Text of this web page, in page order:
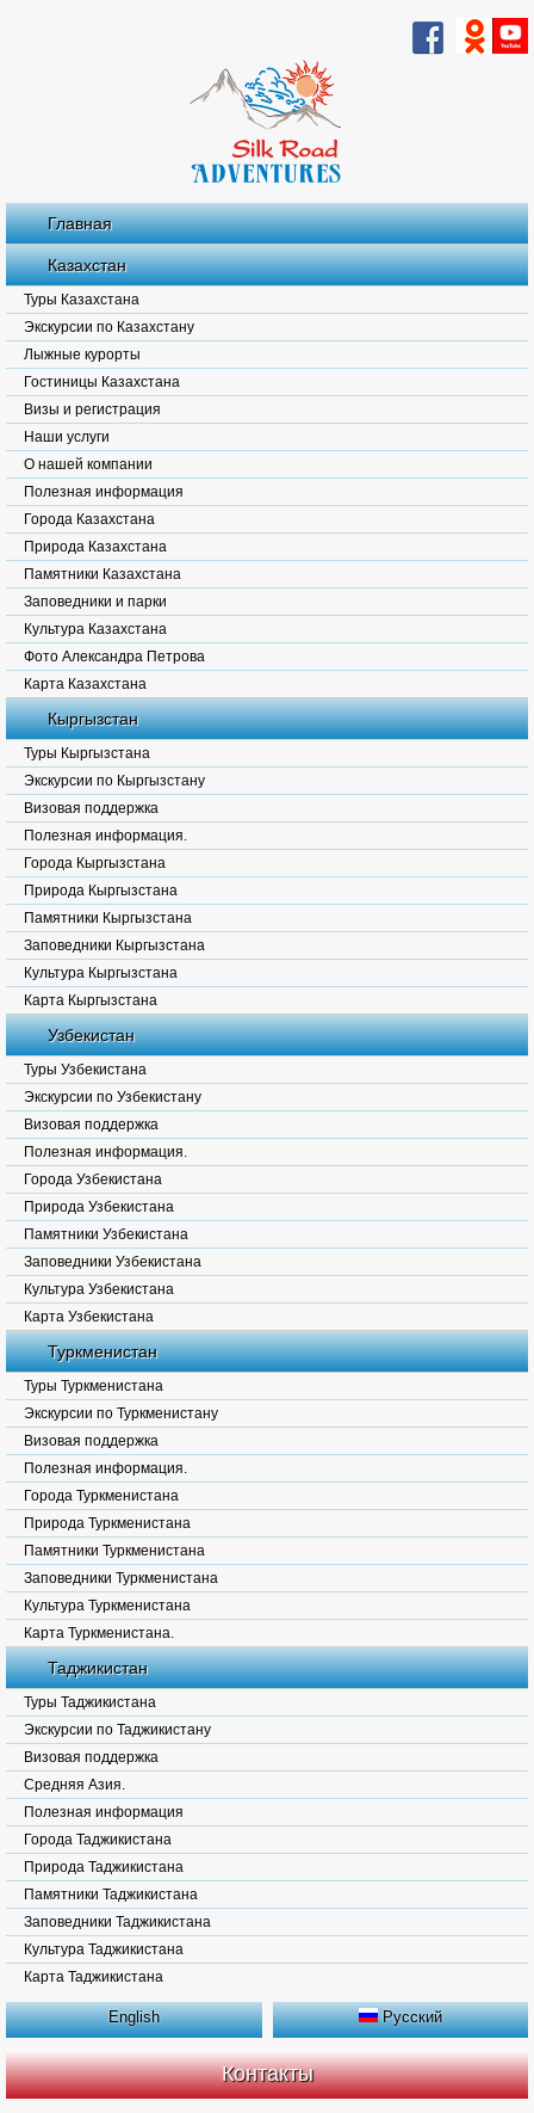
Главная
Казахстан
Туры Казахстана
Экскурсии по Казахстану
Лыжные курорты
Гостиницы Казахстана
Визы и регистрация
Наши услуги
О нашей компании
Полезная информация
Города Казахстана
Природа Казахстана
Памятники Казахстана
Заповедники и парки
Культура Казахстана
Фото Александра Петрова
Карта Казахстана
Кыргызстан
Туры Кыргызстана
Экскурсии по Кыргызстану
Визовая поддержка
Полезная информация.
Города Кыргызстана
Природа Кыргызстана
Памятники Кыргызстана
Заповедники Кыргызстана
Культура Кыргызстана
Карта Кыргызстана
Узбекистан
Туры Узбекистана
Экскурсии по Узбекистану
Визовая поддержка
Полезная информация.
Города Узбекистана
Природа Узбекистана
Памятники Узбекистана
Заповедники Узбекистана
Культура Узбекистана
Карта Узбекистана
Туркменистан
Туры Туркменистана
Экскурсии по Туркменистану
Визовая поддержка
Полезная информация.
Города Туркменистана
Природа Туркменистана
Памятники Туркменистана
Заповедники Туркменистана
Культура Туркменистана
Карта Туркменистана.
Таджикистан
Туры Таджикистана
Экскурсии по Таджикистану
Визовая поддержка
Средняя Азия.
Полезная информация
Города Таджикистана
Природа Таджикистана
Памятники Таджикистана
Заповедники Таджикистана
Культура Таджикистана
Карта Таджикистана
English Русский
Контакты